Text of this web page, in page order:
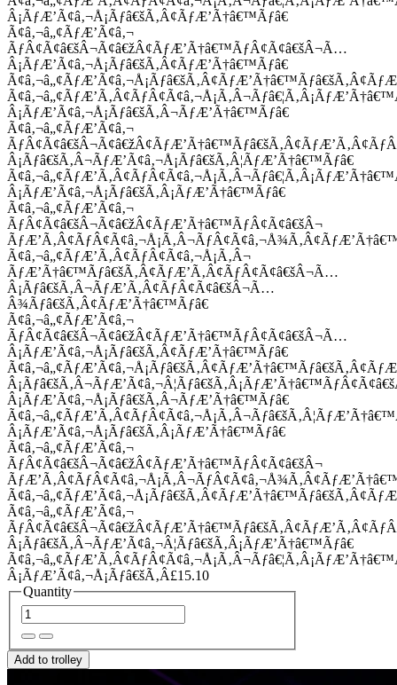
Â¡ÃƒÆ’Ã¢â‚¬Å¡Ãƒâ€šÃ‚Â¢ÃƒÆ’Ã†â€™Ãƒâ€
Ã¢â‚¬â„¢ÃƒÆ’Ã¢â‚¬
ÃƒÂ¢Ã¢â€šÂ¬Ã¢â€žÂ¢ÃƒÆ’Ã†â€™ÃƒÂ¢Ã¢â€šÂ¬Ã…
Â¡ÃƒÆ’Ã¢â‚¬Å¡Ãƒâ€šÃ‚Â¢ÃƒÆ’Ã†â€™Ãƒâ€
Â¡ÃƒÆ’Ã¢â‚¬Å¡Ãƒâ€šÃ‚Â¬ÃƒÆ’Ã†â€™Ãƒâ€
Ã¢â‚¬â„¢ÃƒÆ’Ã¢â‚¬
Â¡Ãƒâ€šÃ‚Â¬ÃƒÆ’Ã¢â‚¬Å¡Ãƒâ€šÃ‚Â¦ÃƒÆ’Ã†â€™Ãƒâ€
Â¡ÃƒÆ’Ã¢â‚¬Å¡Ãƒâ€šÃ‚Â¡ÃƒÆ’Ã†â€™Ãƒâ€
Ã¢â‚¬â„¢ÃƒÆ’Ã¢â‚¬
ÃƒÂ¢Ã¢â€šÂ¬Ã¢â€žÂ¢ÃƒÆ’Ã†â€™ÃƒÂ¢Ã¢â€šÂ¬
Ã¢â‚¬â„¢ÃƒÆ’Ã‚Â¢ÃƒÂ¢Ã¢â‚¬Å¡Ã‚Â¬
ÃƒÆ’Ã†â€™Ãƒâ€šÃ‚Â¢ÃƒÆ’Ã‚Â¢ÃƒÂ¢Ã¢â€šÂ¬Ã…
Â¡Ãƒâ€šÃ‚Â¬ÃƒÆ’Ã‚Â¢ÃƒÂ¢Ã¢â€šÂ¬Ã…
Â¾Ãƒâ€šÃ‚Â¢ÃƒÆ’Ã†â€™Ãƒâ€
Ã¢â‚¬â„¢ÃƒÆ’Ã¢â‚¬
ÃƒÂ¢Ã¢â€šÂ¬Ã¢â€žÂ¢ÃƒÆ’Ã†â€™ÃƒÂ¢Ã¢â€šÂ¬Ã…
Â¡ÃƒÆ’Ã¢â‚¬Å¡Ãƒâ€šÃ‚Â¢ÃƒÆ’Ã†â€™Ãƒâ€
Â¡ÃƒÆ’Ã¢â‚¬Å¡Ãƒâ€šÃ‚Â¬ÃƒÆ’Ã†â€™Ãƒâ€
Â¡ÃƒÆ’Ã¢â‚¬Å¡Ãƒâ€šÃ‚Â¡ÃƒÆ’Ã†â€™Ãƒâ€
Ã¢â‚¬â„¢ÃƒÆ’Ã¢â‚¬
ÃƒÂ¢Ã¢â€šÂ¬Ã¢â€žÂ¢ÃƒÆ’Ã†â€™ÃƒÂ¢Ã¢â€šÂ¬
Ã¢â‚¬â„¢ÃƒÆ’Ã¢â‚¬
Â¡Ãƒâ€šÃ‚Â¬ÃƒÆ’Ã¢â‚¬Â¦Ãƒâ€šÃ‚Â¡ÃƒÆ’Ã†â€™Ãƒâ€
Â¡ÃƒÆ’Ã¢â‚¬Å¡Ãƒâ€šÃ‚Â£15.10
Quantity
Add to trolley